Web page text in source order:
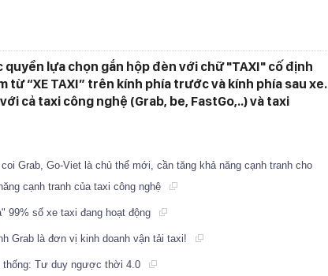
lựa chọn gắn hộp đèn với chữ "TAXI" cố định
từ “XE TAXI” trên kính phía trước và kính phía sau xe.
cả taxi công nghệ (Grab, be, FastGo,..) và taxi
Grab, Go-Viet là chủ thể mới, cần tăng khả năng cạnh tranh cho
cạnh tranh của taxi công nghệ
99% số xe taxi đang hoạt động
Grab là đơn vị kinh doanh vận tải taxi!
thống: Tư duy ngược thời 4.0